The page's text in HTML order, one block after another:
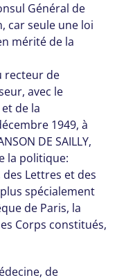
Général de
car seule une loi
mérité de la
recteur de
avec le
de la
1949, à
DE SAILLY,
la politique:
des Lettres et des
spécialement
de Paris, la
Corps constitués,
de